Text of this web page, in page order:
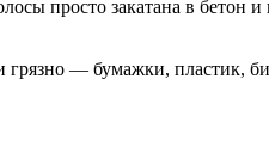
просто закатана в бетон
— бумажки, пластик,